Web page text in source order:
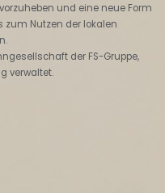
und eine neue Form
Nutzen der lokalen
der FS-Gruppe,
verwaltet.